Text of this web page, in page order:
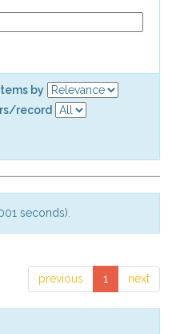
by
record
seconds).
previous 1 next